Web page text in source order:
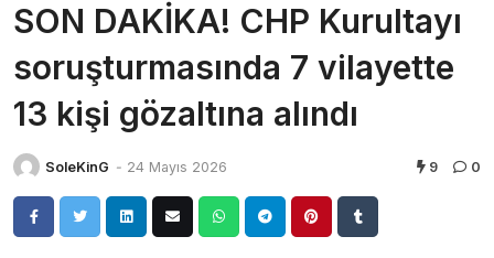
SON DAKİKA! CHP Kurultayı
soruşturmasında 7 vilayette
13 kişi gözaltına alındı
SoleKinG - 24 Mayıs 2026 9 0